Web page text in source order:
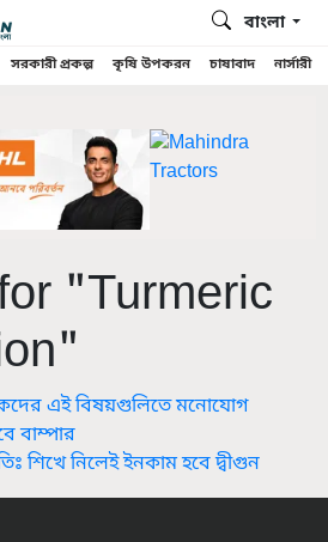
সরকারী প্রকল্প কৃষি উপকরন চাষাবাদ নার্সারী
বাংলা
"Turmeric
এই বিষয়গুলিতে মনোযোগ
বাম্পার
শিখে নিলেই ইনকাম হবে দ্বীগুন